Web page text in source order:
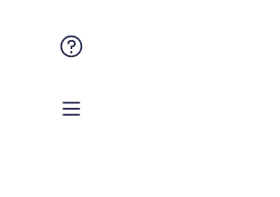
verzwaringsdeken kan